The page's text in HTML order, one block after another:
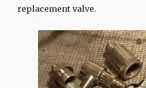
replacement valve.